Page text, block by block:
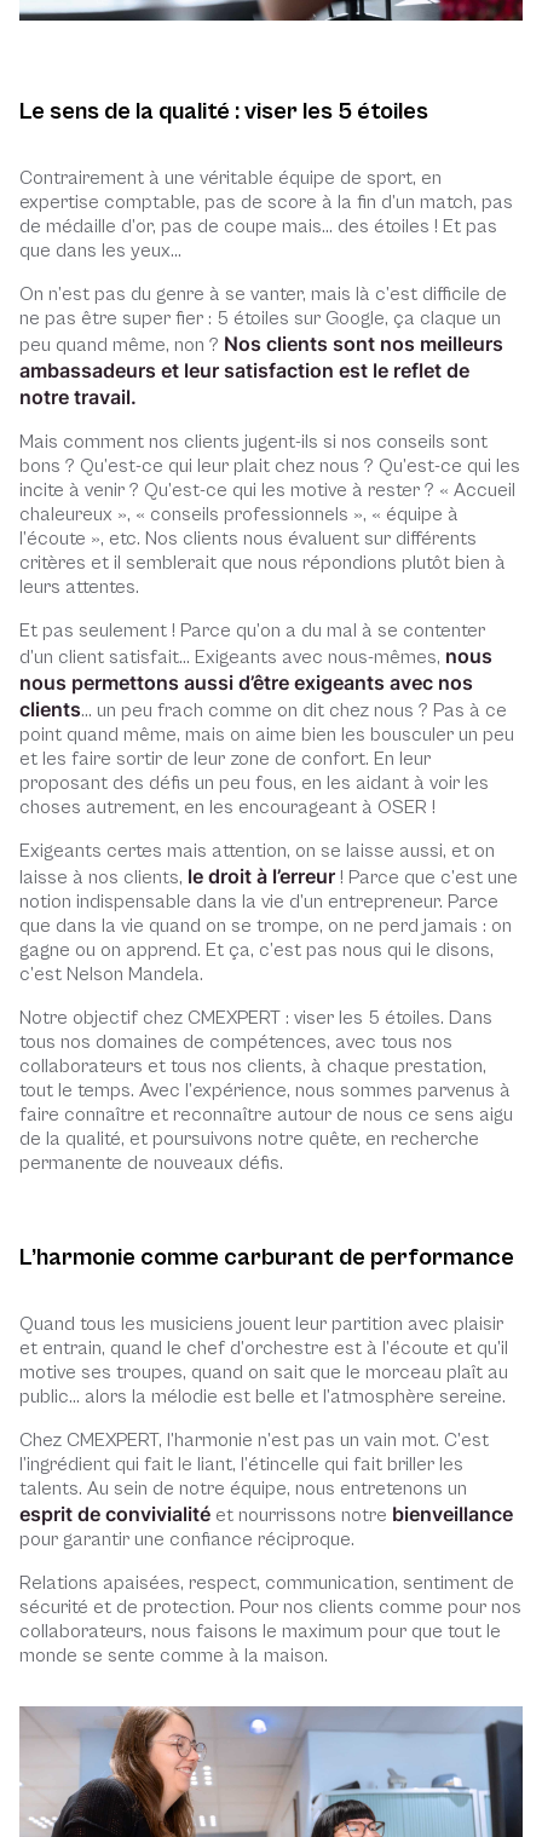
Le sens de la qualité : viser les 5 étoiles
Contrairement à une véritable équipe de sport, en
expertise comptable, pas de score à la fin d’un match, pas
de médaille d’or, pas de coupe mais… des étoiles ! Et pas
que dans les yeux…
On n’est pas du genre à se vanter, mais là c’est difficile de
ne pas être super fier : 5 étoiles sur Google, ça claque un
peu quand même, non ? Nos clients sont nos meilleurs
ambassadeurs et leur satisfaction est le reflet de
notre travail.
Mais comment nos clients jugent-ils si nos conseils sont
bons ? Qu’est-ce qui leur plait chez nous ? Qu’est-ce qui les
incite à venir ? Qu’est-ce qui les motive à rester ? « Accueil
chaleureux », « conseils professionnels », « équipe à
l’écoute », etc. Nos clients nous évaluent sur différents
critères et il semblerait que nous répondions plutôt bien à
leurs attentes.
Et pas seulement ! Parce qu’on a du mal à se contenter
d’un client satisfait… Exigeants avec nous-mêmes, nous
nous permettons aussi d’être exigeants avec nos
clients… un peu frach comme on dit chez nous ? Pas à ce
point quand même, mais on aime bien les bousculer un peu
et les faire sortir de leur zone de confort. En leur
proposant des défis un peu fous, en les aidant à voir les
choses autrement, en les encourageant à OSER !
Exigeants certes mais attention, on se laisse aussi, et on
laisse à nos clients, le droit à l’erreur ! Parce que c’est une
notion indispensable dans la vie d’un entrepreneur. Parce
que dans la vie quand on se trompe, on ne perd jamais : on
gagne ou on apprend. Et ça, c’est pas nous qui le disons,
c’est Nelson Mandela.
Notre objectif chez CMEXPERT : viser les 5 étoiles. Dans
tous nos domaines de compétences, avec tous nos
collaborateurs et tous nos clients, à chaque prestation,
tout le temps. Avec l’expérience, nous sommes parvenus à
faire connaître et reconnaître autour de nous ce sens aigu
de la qualité, et poursuivons notre quête, en recherche
permanente de nouveaux défis.
L’harmonie comme carburant de performance
Quand tous les musiciens jouent leur partition avec plaisir
et entrain, quand le chef d’orchestre est à l’écoute et qu’il
motive ses troupes, quand on sait que le morceau plaît au
public… alors la mélodie est belle et l’atmosphère sereine.
Chez CMEXPERT, l’harmonie n’est pas un vain mot. C’est
l’ingrédient qui fait le liant, l’étincelle qui fait briller les
talents. Au sein de notre équipe, nous entretenons un
esprit de convivialité et nourrissons notre bienveillance
pour garantir une confiance réciproque.
Relations apaisées, respect, communication, sentiment de
sécurité et de protection. Pour nos clients comme pour nos
collaborateurs, nous faisons le maximum pour que tout le
monde se sente comme à la maison.